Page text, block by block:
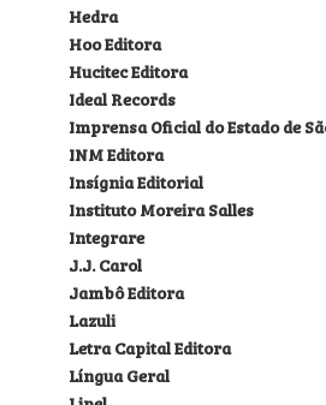
Hedra
Hoo Editora
Hucitec Editora
Ideal Records
Imprensa Oficial do Estado de
INM Editora
Insígnia Editorial
Instituto Moreira Salles
Integrare
J.J. Carol
Jambô Editora
Lazuli
Letra Capital Editora
Língua Geral